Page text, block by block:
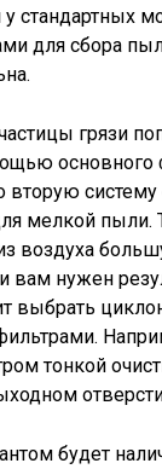
стандартных
для сбора
грязи
основного
вторую систему
мелкой пыли.
воздуха
вам нужен
выбрать
тонкой
будет